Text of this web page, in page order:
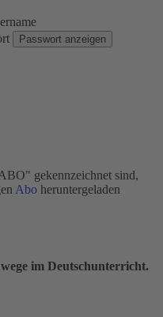
Passwort anzeigen
gekennzeichnet sind,
Abo heruntergeladen
im Deutschunterricht.